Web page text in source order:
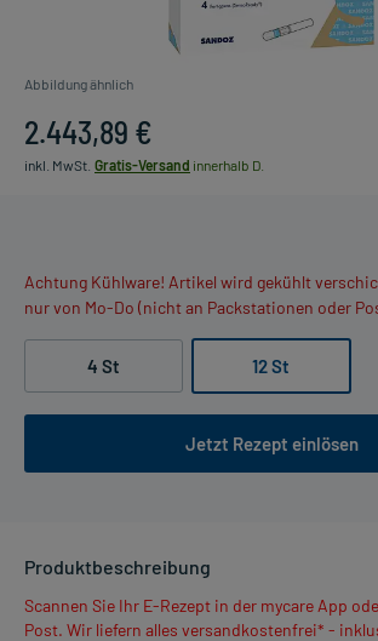
Abbildung ähnlich
2.443,89 €
inkl. MwSt. Gratis-Versand innerhalb D.
Achtung Kühlware! Artikel wird gekühlt
nur von Mo-Do (nicht an Packstationen oder
4 St 12 St
Jetzt Rezept einlösen
Produktbeschreibung
Scannen Sie Ihr E-Rezept in der mycare App
Post. Wir liefern alles versandkostenfrei* -